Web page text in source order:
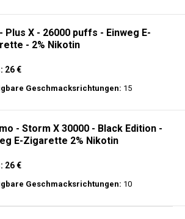
Plus X - 26000 puffs - Einweg E-
- 2% Nikotin
26 €
Geschmacksrichtungen: 15
- Storm X 30000 - Black Edition -
E-Zigarette 2% Nikotin
26 €
Geschmacksrichtungen: 10